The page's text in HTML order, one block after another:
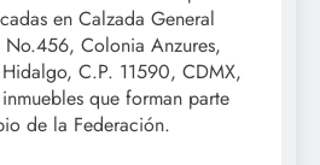
en Calzada General
Colonia Anzures,
C.P. 11590, CDMX,
que forman parte
de la Federación.